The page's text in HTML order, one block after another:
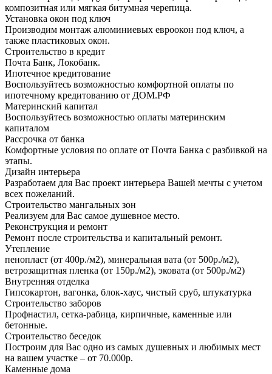
композитная или мягкая битумная черепица.
Установка окон под ключ
Производим монтаж алюминиевых евроокон под ключ, а
также пластиковых окон.
Строительство в кредит
Почта Банк, Локобанк.
Ипотечное кредитование
Воспользуйтесь возможностью комфортной оплаты по
ипотечному кредитованию от ДОМ.РФ
Материнский капитал
Воспользуйтесь возможностью оплаты материнским
капиталом
Рассрочка от банка
Комфортные условия по оплате от Почта Банка с разбивкой на
этапы.
Дизайн интерьера
Разработаем для Вас проект интерьера Вашей мечты с учетом
всех пожеланий.
Строительство мангальных зон
Реализуем для Вас самое душевное место.
Реконструкция и ремонт
Ремонт после строительства и капитальный ремонт.
Утепление
пенопласт (от 400р./м2), минеральная вата (от 500р./м2),
ветрозащитная пленка (от 150р./м2), эковата (от 500р./м2)
Внутренняя отделка
Гипсокартон, вагонка, блок-хаус, чистый сруб, штукатурка
Строительство заборов
Профнастил, сетка-рабица, кирпичные, каменные или
бетонные.
Строительство беседок
Построим для Вас одно из самых душевных и любимых мест
на вашем участке – от 70.000р.
Каменные дома